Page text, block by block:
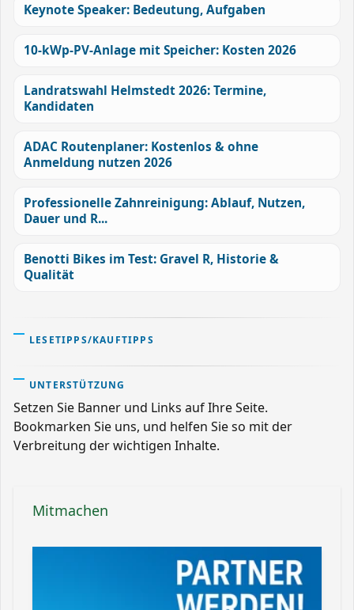
Keynote Speaker: Bedeutung, Aufgaben
10-kWp-PV-Anlage mit Speicher: Kosten 2026
Landratswahl Helmstedt 2026: Termine,
Kandidaten
ADAC Routenplaner: Kostenlos & ohne
Anmeldung nutzen 2026
Professionelle Zahnreinigung: Ablauf, Nutzen,
Dauer und R...
Benotti Bikes im Test: Gravel R, Historie &
Qualität
LESETIPPS/KAUFTIPPS
UNTERSTÜTZUNG
Setzen Sie Banner und Links auf Ihre Seite.
Bookmarken Sie uns, und helfen Sie so mit der
Verbreitung der wichtigen Inhalte.
Mitmachen